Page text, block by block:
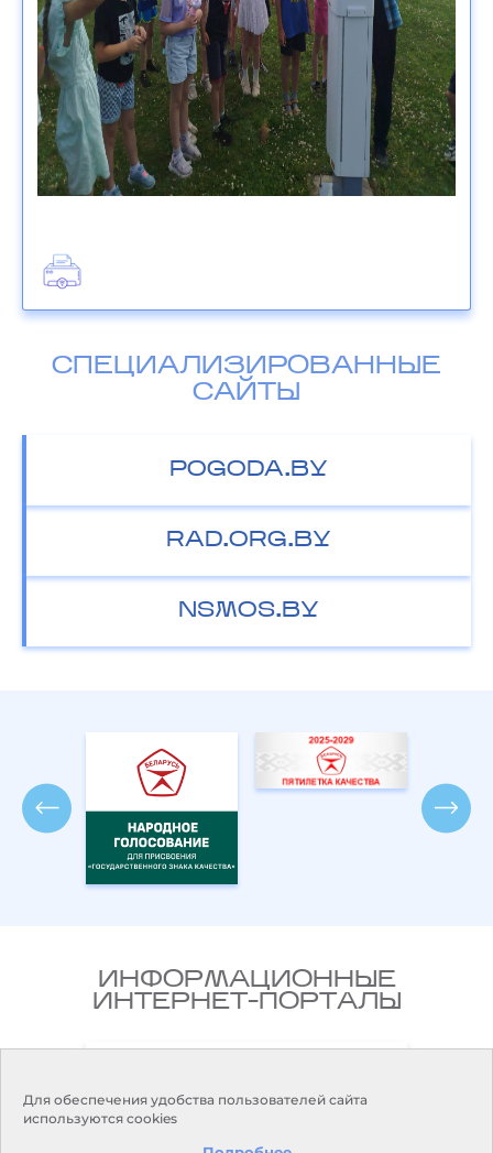
СПЕЦИАЛИЗИРОВАННЫЕ
САЙТЫ
POGODA.BY
RAD.ORG.BY
NSMOS.BY
ИНФОРМАЦИОННЫЕ
ИНТЕРНЕТ-ПОРТАЛЫ
среды Республики Беларусь
Для обеспечения удобства пользователей сайта
используются cookies